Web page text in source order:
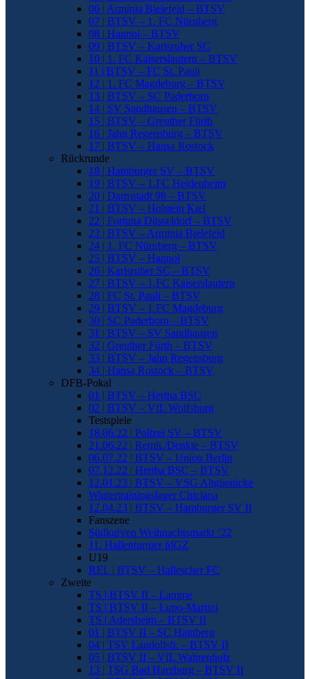
06 | Arminia Bielefeld – BTSV
07 | BTSV – 1. FC Nürnberg
08 | Hannoi – BTSV
09 | BTSV – Karlsruher SC
10 | 1. FC Kaiserslautern – BTSV
11 | BTSV – FC St. Pauli
12 | 1. FC Magdeburg – BTSV
13 | BTSV – SC Paderborn
14 | SV Sandhausen – BTSV
15 | BTSV – Greuther Fürth
16 | Jahn Regensburg – BTSV
17 | BTSV – Hansa Rostock
Rückrunde
18 | Hamburger SV – BTSV
19 | BTSV – 1.FC Heidenheim
20 | Darmstadt 98 – BTSV
21 | BTSV – Holstein Kiel
22 | Fortuna Düsseldorf – BTSV
23 | BTSV – Arminia Bielefeld
24 | 1. FC Nürnberg – BTSV
25 | BTSV – Hannoi
26 | Karlsruher SC – BTSV
27 | BTSV – 1.FC Kaiserslautern
28 | FC St. Pauli – BTSV
29 | BTSV – 1.FC Magdeburg
30 | SC Paderborn – BTSV
31 | BTSV – SV Sandhausen
32 | Greuther Fürth – BTSV
33 | BTSV – Jahn Regensburg
34 | Hansa Rostock – BTSV
DFB-Pokal
01 | BTSV – Hertha BSC
02 | BTSV – VfL Wolfsburg
Testspiele
18.06.22 | Polizei SV – BTSV
21.06.22 | Remli./Denkte – BTSV
06.07.22 | BTSV – Union Berlin
07.12.22 | Hertha BSC – BTSV
12.01.23 | BTSV – VSG Altglienicke
Wintertrainingslager Chiclana
12.04.23 | BTSV – Hamburger SV II
Fanszene
Südkurven Weihnachtsmarkt ’22
11. Hallenturnier fdGZ
U19
REL | BTSV – Hallescher FC
Zweite
TS | BTSV II – Lamme
TS | BTSV II – Lupo-Martini
TS | Adersheim – BTSV II
01 | BTSV II – SC Hainberg
04 | TSV Landolfsh. – BTSV II
05 | BTSV II – VfL Wahrenholz
13 | TSG Bad Harzburg – BTSV II